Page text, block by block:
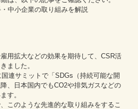
中小企業の取り組みを解説
用拡大などの効果を期待して、CSR活
ました。
連サミットで「SDGs（持続可能な開
、日本国内でもCO2や排気ガスなどの
す。
このような先進的な取り組みをするこ